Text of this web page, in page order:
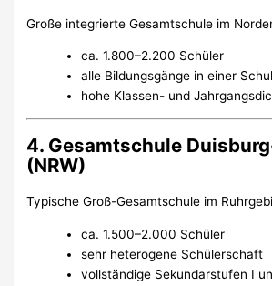
Große integrierte Gesamtschule im
ca. 1.800–2.200 Schüler
alle Bildungsgänge in einer
hohe Klassen- und
4. Gesamtschule
(NRW)
Typische Groß-Gesamtschule im
ca. 1.500–2.000 Schüler
sehr heterogene Schülerschaft
vollständige Sekundarstufen I